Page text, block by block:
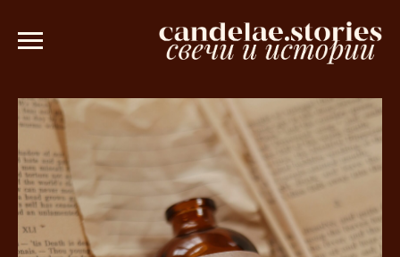
рублей 💫 Ароматическое саше